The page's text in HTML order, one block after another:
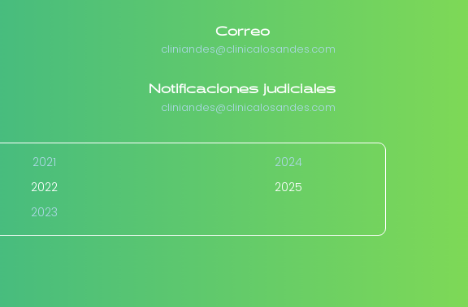
Correo
cliniandes@clinicalosandes.com
Notificaciones judiciales
cliniandes@clinicalosandes.com
2021
2022
2023
2024
2025